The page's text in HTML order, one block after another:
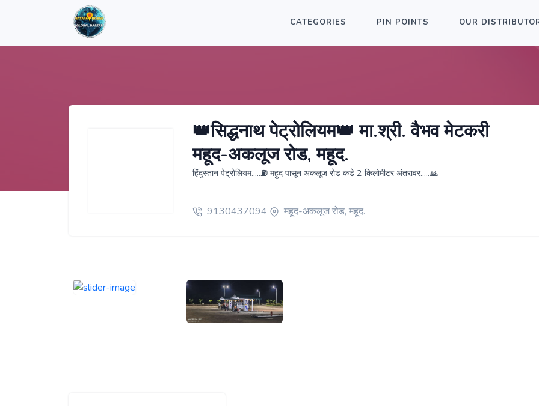
CATEGORIES PIN POINTS OUR
👑सिद्धनाथ पेट्रोलियम👑 मा.श्री. वैभव मेटकरी
महूद-अकलूज रोड, महूद.
हिंदुस्तान पेट्रोलियम.....⛽ महुद पासून अकलूज रोड कडे 2 किलोमीटर अंतरावर.....🙏
9130437094 महूद-अकलूज रोड, महूद.